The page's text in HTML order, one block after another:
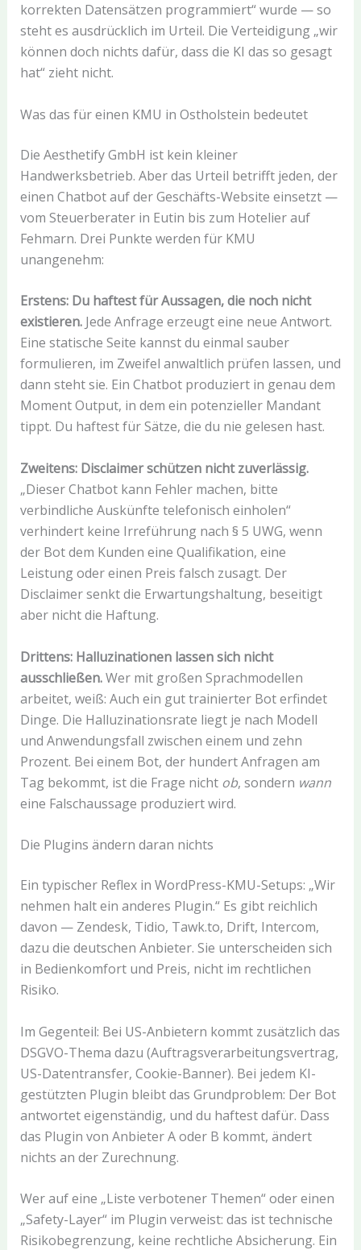
korrekten Datensätzen programmiert“ wurde — so
steht es ausdrücklich im Urteil. Die Verteidigung „wir
können doch nichts dafür, dass die KI das so gesagt
hat“ zieht nicht.
Was das für einen KMU in Ostholstein bedeutet
Die Aesthetify GmbH ist kein kleiner
Handwerksbetrieb. Aber das Urteil betrifft jeden, der
einen Chatbot auf der Geschäfts-Website einsetzt —
vom Steuerberater in Eutin bis zum Hotelier auf
Fehmarn. Drei Punkte werden für KMU
unangenehm:
Erstens: Du haftest für Aussagen, die noch nicht
existieren.Jede Anfrage erzeugt eine neue Antwort.
Eine statische Seite kannst du einmal sauber
formulieren, im Zweifel anwaltlich prüfen lassen, und
dann steht sie. Ein Chatbot produziert in genau dem
Moment Output, in dem ein potenzieller Mandant
tippt. Du haftest für Sätze, die du nie gelesen hast.
Zweitens: Disclaimer schützen nicht zuverlässig.
„Dieser Chatbot kann Fehler machen, bitte
verbindliche Auskünfte telefonisch einholen“
verhindert keine Irreführung nach § 5 UWG, wenn
der Bot dem Kunden eine Qualifikation, eine
Leistung oder einen Preis falsch zusagt. Der
Disclaimer senkt die Erwartungshaltung, beseitigt
aber nicht die Haftung.
Drittens: Halluzinationen lassen sich nicht
ausschließen.Wer mit großen Sprachmodellen
arbeitet, weiß: Auch ein gut trainierter Bot erfindet
Dinge. Die Halluzinationsrate liegt je nach Modell
und Anwendungsfall zwischen einem und zehn
Prozent. Bei einem Bot, der hundert Anfragen am
Tag bekommt, ist die Frage nicht ob, sondern wann
eine Falschaussage produziert wird.
Die Plugins ändern daran nichts
Ein typischer Reflex in WordPress-KMU-Setups: „Wir
nehmen halt ein anderes Plugin.“ Es gibt reichlich
davon — Zendesk, Tidio, Tawk.to, Drift, Intercom,
dazu die deutschen Anbieter. Sie unterscheiden sich
in Bedienkomfort und Preis, nicht im rechtlichen
Risiko.
Im Gegenteil: Bei US-Anbietern kommt zusätzlich das
DSGVO-Thema dazu (Auftragsverarbeitungsvertrag,
US-Datentransfer, Cookie-Banner). Bei jedem KI-
gestützten Plugin bleibt das Grundproblem: Der Bot
antwortet eigenständig, und du haftest dafür. Dass
das Plugin von Anbieter A oder B kommt, ändert
nichts an der Zurechnung.
Wer auf eine „Liste verbotener Themen“ oder einen
„Safety-Layer“ im Plugin verweist: das ist technische
Risikobegrenzung, keine rechtliche Absicherung. Ein